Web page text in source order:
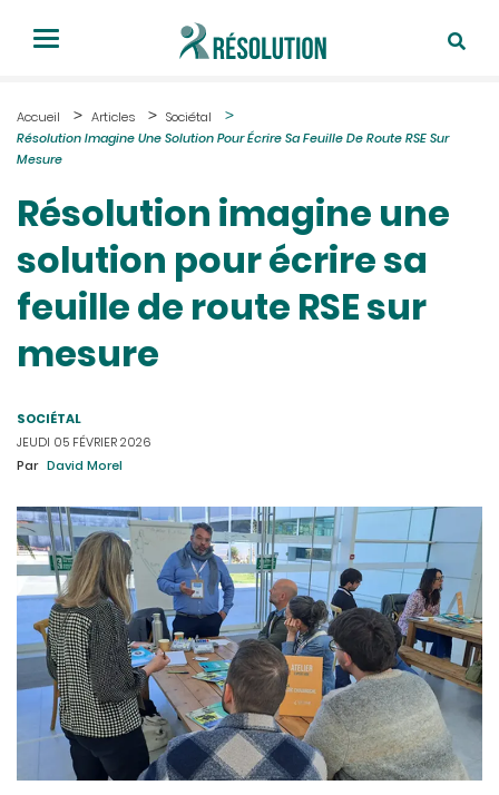
Accueil Articles
Sociétal
Résolution Imagine Une Solution Pour Écrire Sa Feuille De Route RSE Sur
Mesure
Résolution imagine une
solution pour écrire sa
feuille de route RSE sur
mesure
SOCIÉTAL
JEUDI 05 FÉVRIER 2026
Par David Morel